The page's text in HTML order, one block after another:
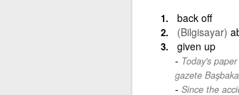
back off
(Bilgisayar)
given up
Today's
gazete
Since the